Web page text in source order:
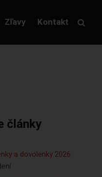
Zľavy Kontakt
články
a dovolenky 2026: